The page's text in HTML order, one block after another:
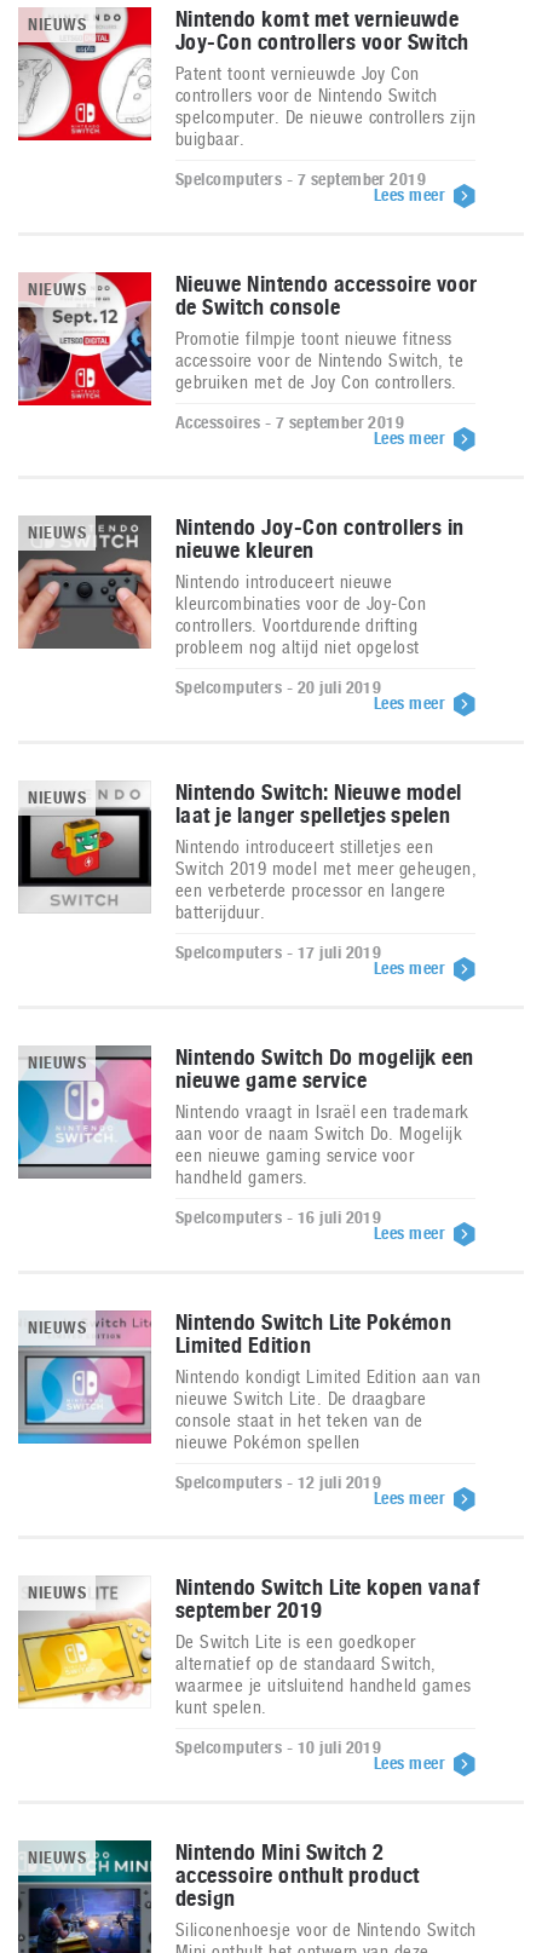
NIEUWS
Nintendo komt met vernieuwde
Joy-Con controllers voor Switch
Patent toont vernieuwde Joy Con
controllers voor de Nintendo Switch
spelcomputer. De nieuwe controllers zijn
buigbaar.
Spelcomputers - 7 september 2019
Lees meer
NIEUWS
Nieuwe Nintendo accessoire voor
de Switch console
Promotie filmpje toont nieuwe fitness
accessoire voor de Nintendo Switch, te
gebruiken met de Joy Con controllers.
Accessoires - 7 september 2019
Lees meer
NIEUWS
Nintendo Joy-Con controllers in
nieuwe kleuren
Nintendo introduceert nieuwe
kleurcombinaties voor de Joy-Con
controllers. Voortdurende drifting
probleem nog altijd niet opgelost
Spelcomputers - 20 juli 2019
Lees meer
NIEUWS
Nintendo Switch: Nieuwe model
laat je langer spelletjes spelen
Nintendo introduceert stilletjes een
Switch 2019 model met meer geheugen,
een verbeterde processor en langere
batterijduur.
Spelcomputers - 17 juli 2019
Lees meer
NIEUWS
Nintendo Switch Do mogelijk een
nieuwe game service
Nintendo vraagt in Israël een trademark
aan voor de naam Switch Do. Mogelijk
een nieuwe gaming service voor
handheld gamers.
Spelcomputers - 16 juli 2019
Lees meer
NIEUWS
Nintendo Switch Lite Pokémon
Limited Edition
Nintendo kondigt Limited Edition aan van
nieuwe Switch Lite. De draagbare
console staat in het teken van de
nieuwe Pokémon spellen
Spelcomputers - 12 juli 2019
Lees meer
NIEUWS
Nintendo Switch Lite kopen vanaf
september 2019
De Switch Lite is een goedkoper
alternatief op de standaard Switch,
waarmee je uitsluitend handheld games
kunt spelen.
Spelcomputers - 10 juli 2019
Lees meer
NIEUWS
Nintendo Mini Switch 2
accessoire onthult product
design
Siliconenhoesje voor de Nintendo Switch